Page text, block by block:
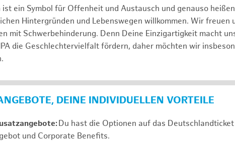
ist ein Symbol für Offenheit und Austausch und genauso
Hintergründen und Lebenswegen willkommen. Wir freuen
mit Schwerbehinderung. Denn Deine Einzigartigkeit macht
die Geschlechtervielfalt fördern, daher möchten wir
DEINE INDIVIDUELLEN VORTEILE
Du hast die Optionen auf das
und Corporate Benefits.